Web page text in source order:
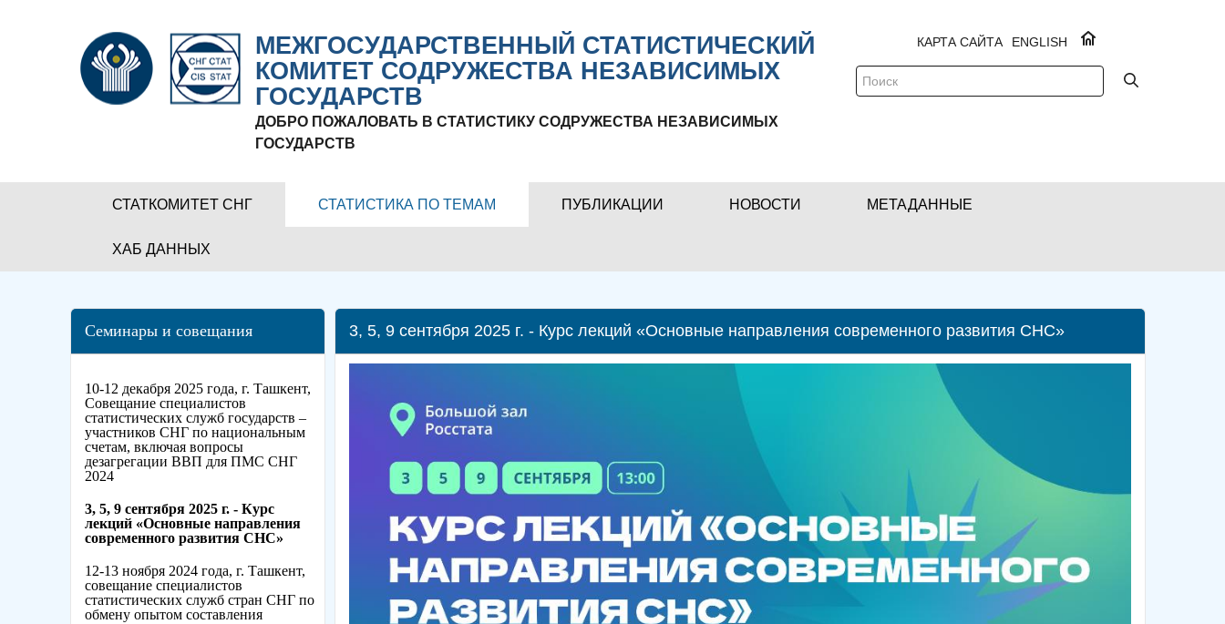
МЕЖГОСУДАРСТВЕННЫЙ СТАТИСТИЧЕСКИЙ
КОМИТЕТ СОДРУЖЕСТВА НЕЗАВИСИМЫХ
ГОСУДАРСТВ
ДОБРО ПОЖАЛОВАТЬ В СТАТИСТИКУ СОДРУЖЕСТВА НЕЗАВИСИМЫХ
ГОСУДАРСТВ
ENGLISH
КАРТА САЙТА
СТАТКОМИТЕТ СНГ СТАТИСТИКА ПО ТЕМАМ ПУБЛИКАЦИИ НОВОСТИ МЕТАДАННЫЕ
ХАБ ДАННЫХ
Семинары и совещания
10-12 декабря 2025 года, г. Ташкент,
Совещание специалистов
статистических служб государств –
участников СНГ по национальным
счетам, включая вопросы
дезагрегации ВВП для ПМС СНГ
2024
3, 5, 9 сентября 2025 г. - Курс
лекций «Основные направления
современного развития СНС»
12-13 ноября 2024 года, г. Ташкент,
совещание специалистов
статистических служб стран СНГ по
обмену опытом составления
3, 5, 9 сентября 2025 г. - Курс лекций «Основные направления современного развития СНС»